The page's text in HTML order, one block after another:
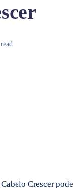
Crescer pode